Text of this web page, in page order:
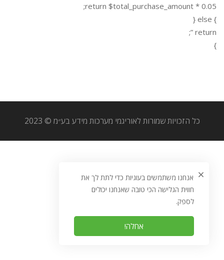
return $total_purchase_amount * 0.05;
} else {
return ”;
}
כל הזכויות שמורות לאוריגמי מערכות מידע בע״מ © 2023
אנחנו משתמשים בעוגיות כדי לתת לך את
חווית הגלישה הכי טובה שאנחנו יכולים
לספק.
אחלה!